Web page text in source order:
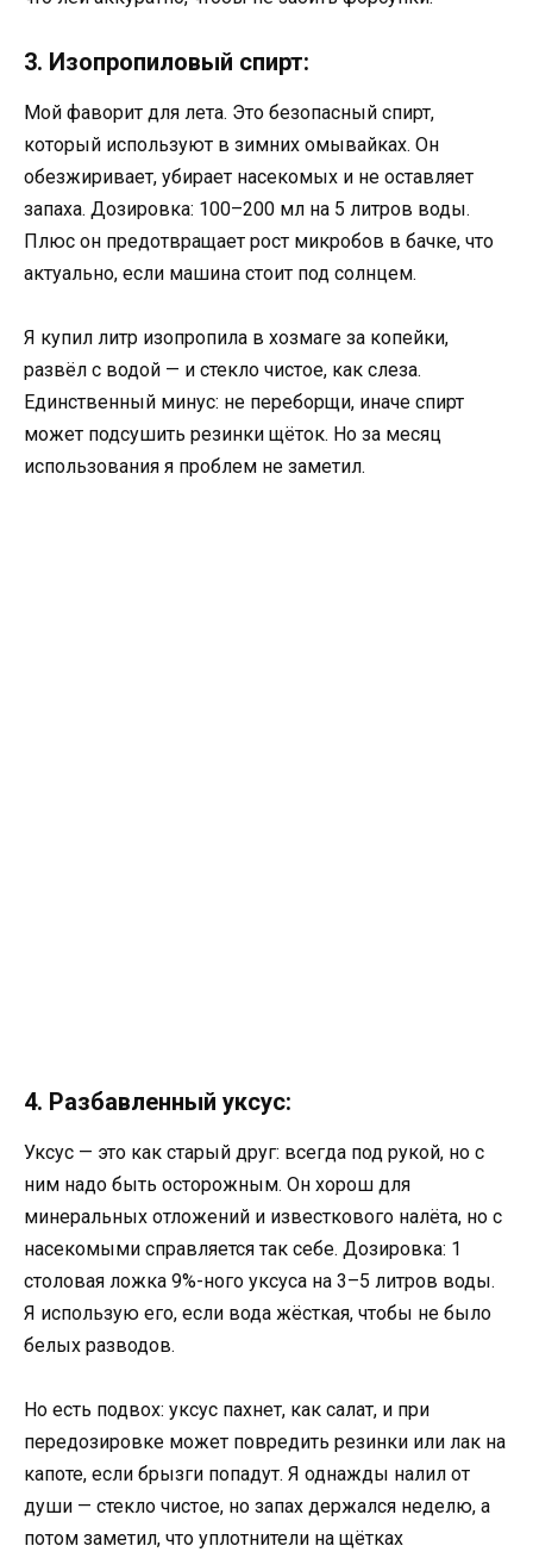
3. Изопропиловый спирт:
Мой фаворит для лета. Это безопасный спирт,
который используют в зимних омывайках. Он
обезжиривает, убирает насекомых и не оставляет
запаха. Дозировка: 100–200 мл на 5 литров воды.
Плюс он предотвращает рост микробов в бачке, что
актуально, если машина стоит под солнцем.
Я купил литр изопропила в хозмаге за копейки,
развёл с водой — и стекло чистое, как слеза.
Единственный минус: не переборщи, иначе спирт
может подсушить резинки щёток. Но за месяц
использования я проблем не заметил.
4. Разбавленный уксус:
Уксус — это как старый друг: всегда под рукой, но с
ним надо быть осторожным. Он хорош для
минеральных отложений и известкового налёта, но с
насекомыми справляется так себе. Дозировка: 1
столовая ложка 9%-ного уксуса на 3–5 литров воды.
Я использую его, если вода жёсткая, чтобы не было
белых разводов.
Но есть подвох: уксус пахнет, как салат, и при
передозировке может повредить резинки или лак на
капоте, если брызги попадут. Я однажды налил от
души — стекло чистое, но запах держался неделю, а
потом заметил, что уплотнители на щётках